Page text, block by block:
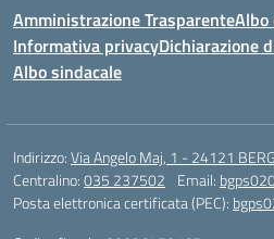
Amministrazione Trasparente
Informativa privacyDichiarazione
Albo sindacale
Indirizzo:Via Angelo Maj, 1 - 24121
Centralino:035 237502 Email:
Posta elettronica certificata (PEC):